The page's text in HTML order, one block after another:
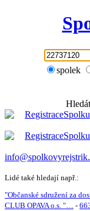
spolek
Lidé také hledají např.:
"Občanské sdružení za
CLUB OPAVA o.s. "… -